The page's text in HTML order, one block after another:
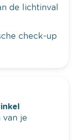
de lichtinval
check-up
je